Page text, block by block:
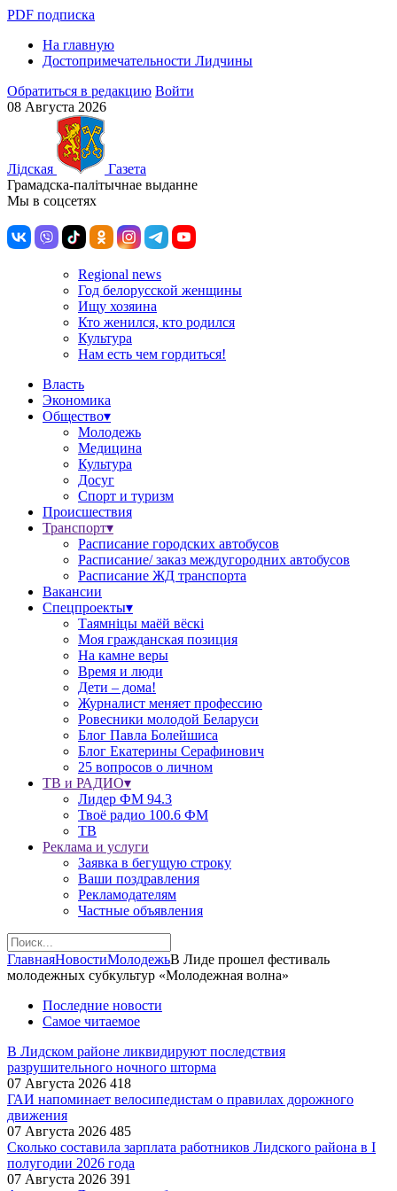
PDF подписка
На главную
Достопримечательности Лидчины
Обратиться в редакцию Войти
08 Августа 2026
Лiдская
Газета
Грамадска-палiтычнае выданне
Мы в соцсетях
Regional news
Год белорусской женщины
Ищу хозяина
Кто женился, кто родился
Культура
Нам есть чем гордиться!
Власть
Экономика
Общество▾
Молодежь
Медицина
Культура
Досуг
Спорт и туризм
Происшествия
Транспорт▾
Расписание городских автобусов
Расписание/ заказ междугородних автобусов
Расписание ЖД транспорта
Вакансии
Спецпроекты▾
Таямніцы маёй вёскі
Моя гражданская позиция
На камне веры
Время и люди
Дети – дома!
Журналист меняет профессию
Ровесники молодой Беларуси
Блог Павла Болейшиса
Блог Екатерины Серафинович
25 вопросов о личном
ТВ и РАДИО▾
Лидер ФМ 94.3
Твоё радио 100.6 ФМ
ТВ
Реклама и услуги
Заявка в бегущую строку
Ваши поздравления
Рекламодателям
Частные объявления
ГлавнаяНовостиМолодежьВ Лиде прошел фестиваль
молодежных субкультур «Молодежная волна»
Последние новости
Самое читаемое
В Лидском районе ликвидируют последствия
разрушительного ночного шторма
07 Августа 2026 418
ГАИ напоминает велосипедистам о правилах дорожного
движения
07 Августа 2026 485
Сколько составила зарплата работников Лидского района в I
полугодии 2026 года
07 Августа 2026 391